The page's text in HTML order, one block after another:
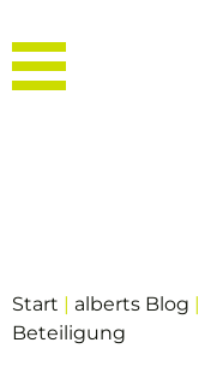
Start | alberts Blog |
Beteiligung